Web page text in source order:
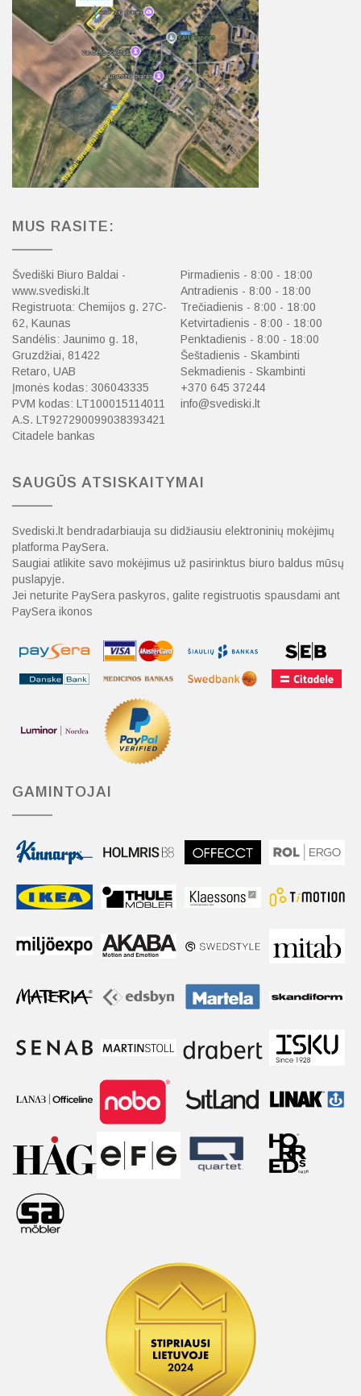
MUS RASITE:
Švediški Biuro Baldai -
www.svediski.lt
Registruota: Chemijos g. 27C-
62, Kaunas
Sandėlis: Jaunimo g. 18,
Gruzdžiai, 81422
Retaro, UAB
Įmonės kodas: 306043335
PVM kodas: LT100015114011
A.S. LT927290099038393421
Citadele bankas
Pirmadienis - 8:00 - 18:00
Antradienis - 8:00 - 18:00
Trečiadienis - 8:00 - 18:00
Ketvirtadienis - 8:00 - 18:00
Penktadienis - 8:00 - 18:00
Šeštadienis - Skambinti
Sekmadienis - Skambinti
+370 645 37244
info@svediski.lt
SAUGŪS ATSISKAITYMAI
Svediski.lt bendradarbiauja su didžiausiu elektroninių mokėjimų
platforma PaySera.
Saugiai atlikite savo mokėjimus už pasirinktus biuro baldus mūsų
puslapyje.
Jei neturite PaySera paskyros, galite registruotis spausdami ant
PaySera ikonos
GAMINTOJAI